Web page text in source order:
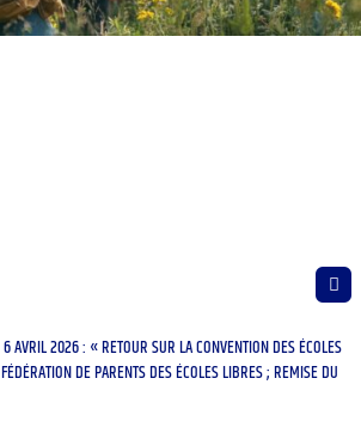
6 AVRIL 2026 : « RETOUR SUR LA CONVENTION DES ÉCOLES
DE PARENTS DES ÉCOLES LIBRES ; REMISE DU